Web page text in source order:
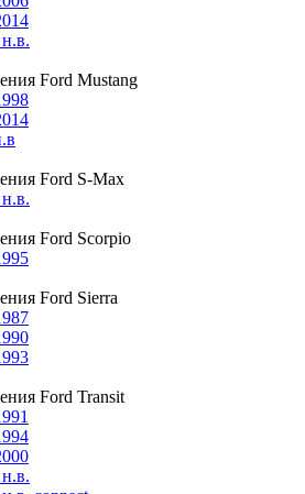
Ford Mustang
Ford S-Max
Ford Scorpio
Ford Sierra
Ford Transit